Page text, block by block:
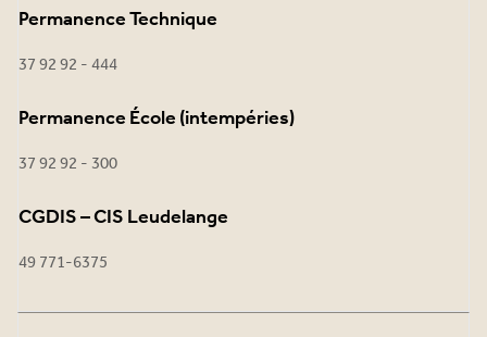
Permanence Technique
37 92 92 - 444
Permanence École (intempéries)
37 92 92 - 300
CGDIS – CIS Leudelange
49 771-6375